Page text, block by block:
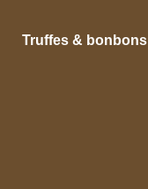
Truffes & bonbons